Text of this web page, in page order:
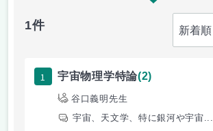
1件
1 宇宙物理学特論(2)
谷口義明先生
宇宙、天文学、特に銀河や宇宙...